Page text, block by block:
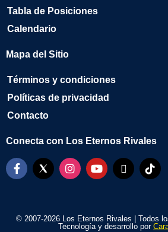
Tabla de Posiciones
Calendario
Mapa del Sitio
Términos y condiciones
Políticas de privacidad
Contacto
Conecta con Los Eternos Rivales
© 2007-2026 Los Eternos Rivales | Todos
Tecnología y desarrollo por